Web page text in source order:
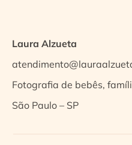
Laura Alzueta
Fotografia de bebês,
São Paulo – SP